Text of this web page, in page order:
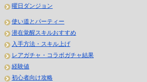
曜日ダンジョン
使い道とパーティー
潜在覚醒スキルおすすめ
入手方法・スキル上げ
レアガチャ・コラボガチャ結果
経験値
初心者向け攻略